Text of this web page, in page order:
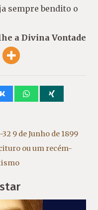
sempre bendito o
a Divina Vontade
32 9 de Junho de 1899
ou um recém-